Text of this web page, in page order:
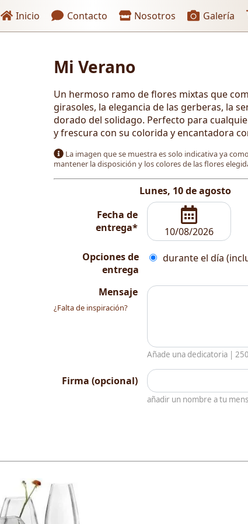
Enlaces de encabezado
Inicio Contacto Nosotros Galería
Mi Verano
Un hermoso ramo de flores mixtas que
girasoles, la elegancia de las gerberas, la
dorado del solidago. Perfecto para
y frescura con su colorida y encantadora
La imagen que se muestra es solo indicativa ya
mantener la disposición y los colores de las flores
Lunes, 10 de agosto
Fecha de
entrega*
Opciones de
entrega
durante el día
Mensaje
¿Falta de inspiración?
Añade una dedicatoria |250
Firma (opcional)
añadir un nombre a tu